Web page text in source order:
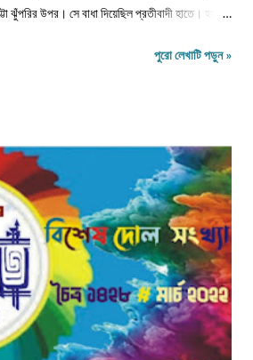
ঝুঁপরির উপর। সে বাধা দিয়েছিল প্রতীবাদী হাতে। হয়তো
শরীর বস্ত্রহীন এই রাতে। নিম্নাঙ্গে একটা নোংগরা
নতুন মন্ত্রী, নতুন রাষ্ট্রপতি সবাই আসে সবার হয় আবর্তন।
তাদের হয়না কোনো পরিবর্তন। আজ 71 বছর আজাদ হয়েও
পুরো লেখাটি পড়ুন »